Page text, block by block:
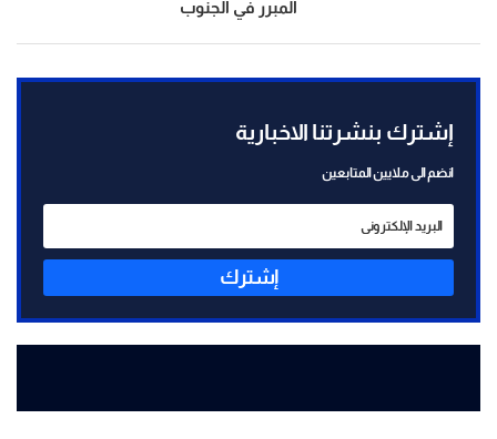
المبرر في الجنوب
إشترك بنشرتنا الاخبارية
انضم الى ملايين المتابعين
إشترك